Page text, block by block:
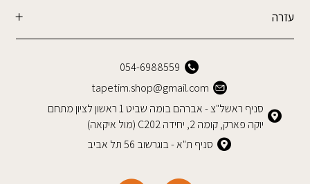
עזרה
054-6988559
tapetim.shop@gmail.com
סניף ראשל"צ - אברהם בומה שביט 1 ראשון לציון מתחם
יוקה פארק, קומה 2, יחידה C202 (מול איקאה)
סניף ת"א - בוגרשוב 56 תל אביב